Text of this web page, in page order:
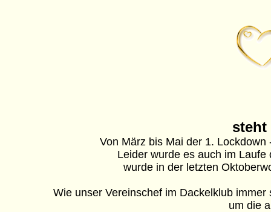
steht
Von März bis Mai der 1.
Leider wurde es auch im
wurde in der letzten
Wie unser Vereinschef im Dackelklub
um die